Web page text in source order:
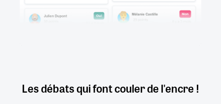
Les débats qui font couler de l'encre !